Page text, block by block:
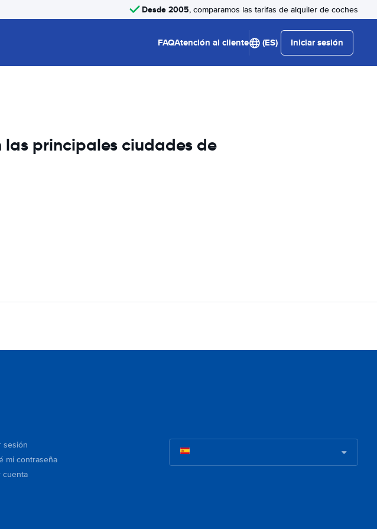
Desde 2005, comparamos las tarifas de alquiler de coches
FAQAtención al cliente (ES) Iniciar sesión
las principales ciudades de
sesión
mi contraseña
cuenta